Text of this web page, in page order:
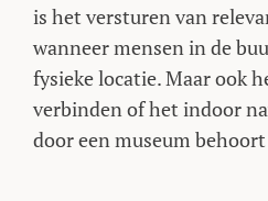
is het versturen van
wanneer mensen in de
fysieke locatie. Maar ook
verbinden of het indoor
door een museum